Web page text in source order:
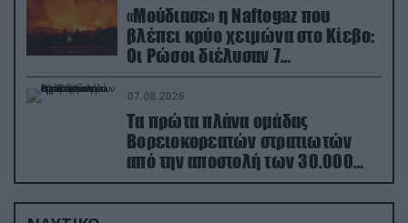
«Μούδιασε» η Naftogaz που
βλέπει κρύο χειμώνα στο Κίεβο:
Οι Ρώσοι διέλυσαν 7
εγκαταστάσεις του ουκρανικού
κολοσσού!
07.08.2026
Τα πρώτα πλάνα ομάδας
Βορειοκορεατών στρατιωτών
από την αποστολή των 30.000
που έφτασαν στη Ρωσία (βίντεο)